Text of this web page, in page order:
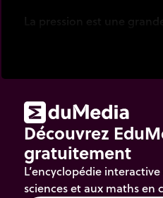
La pression est une
pression sera donc élevée.
La théorie cinétique
Boltzmann considère la
de la pression comme le
grand nombre de
Découvrez
gratuitement
L’encyclopédie
sciences et aux maths en